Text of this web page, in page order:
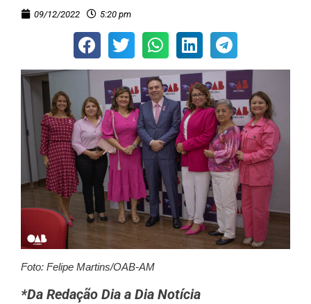
09/12/2022 5:20 pm
Foto: Felipe Martins/OAB-AM
*Da Redação Dia a Dia Notícia